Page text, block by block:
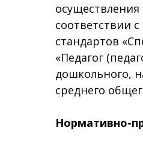
осуществления
соответствии
стандартов
«Педагог
дошкольного,
среднего
Нормативно-